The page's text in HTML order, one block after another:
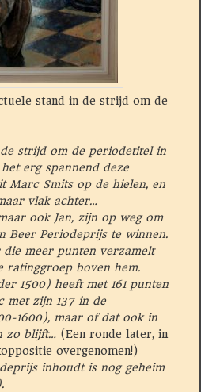
stand in de strijd om de
strijd om de periodetitel in
erg spannend deze
Marc Smits op de hielen, en
vlak achter…
ook Jan, zijn op weg om
Beer Periodeprijs te winnen.
die meer punten verzamelt
ratinggroep boven hem.
1500) heeft met 161 punten
met zijn 137 in de
1600), maar of dat ook in
zo blijft… (Een ronde later, in
overgenomen!)
inhoudt is nog geheim